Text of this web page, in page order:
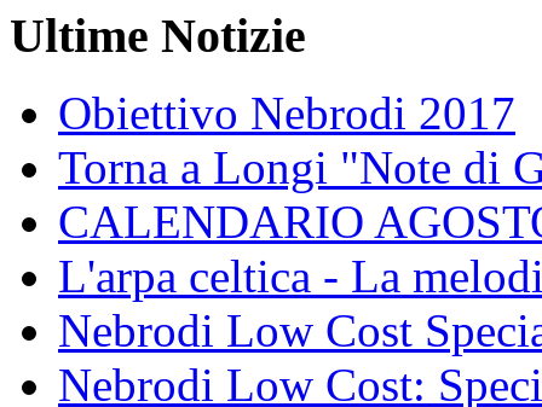
Ultime Notizie
Obiettivo Nebrodi 2017
Torna a Longi "Note di
CALENDARIO
L'arpa celtica - La
Nebrodi Low Cost
Nebrodi Low Cost: